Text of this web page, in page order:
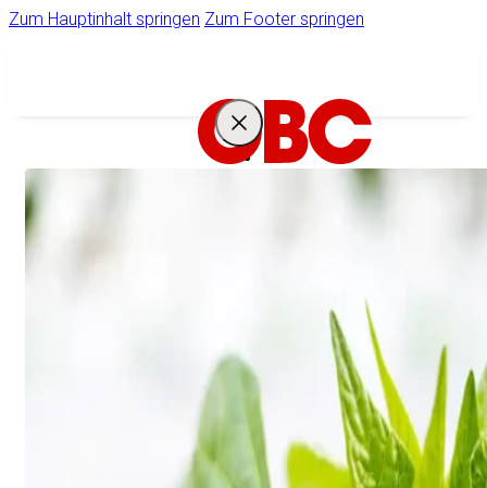
Zum Hauptinhalt springen Zum Footer springen
Unternehmen
Ihr Zugang